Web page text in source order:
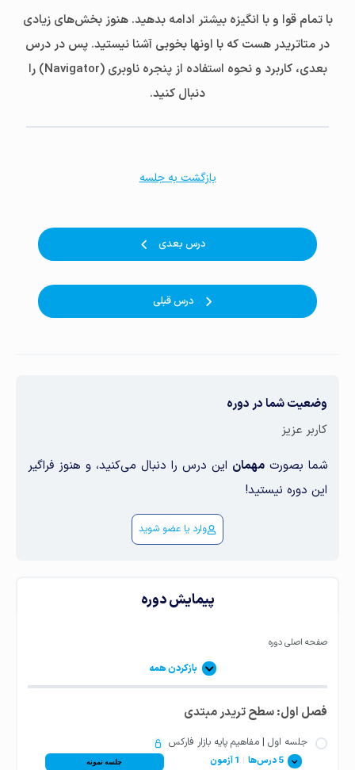
وضعیت شما در دوره
کاربر عزیز
شما بصورت مهمان این درس را دنبال می‌کنید، و هنوز فراگیر
این دوره نیستید!
وارد یا عضو شوید
پیمایش دوره
صفحه اصلی دوره
بازکردن همه
فصل اول: سطح تریدر مبتدی
جلسه اول | مفاهیم پایه بازار فارکس
جلسه نمونه 5 درس‌ها |
با تمام قوا و با انگیزه بیشتر ادامه بدهید. هنوز بخش‌های زیادی
در متاتریدر هست که با اونها بخوبی آشنا نیستید. پس در درس
بعدی، کاربرد و نحوه استفاده از پنجره ناوبری (Navigator) را
دنبال کنید.
درس قبلی
بازگشت به جلسه
درس بعدی